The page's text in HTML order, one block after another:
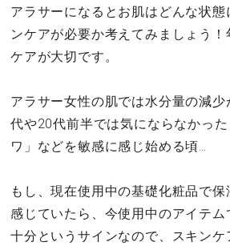
アラサーになるとお肌はどんな状態
ンケアが必要か考えてみましょう
ケアが大切です。
アラサー女性の肌では水分量の減
代や20代前半では気にならなかっ
ワ」などを敏感に感じ始める頃…
もし、現在使用中の基礎化粧品で
感じていたら、今使用中のアイテ
十分というサインなので、スキン